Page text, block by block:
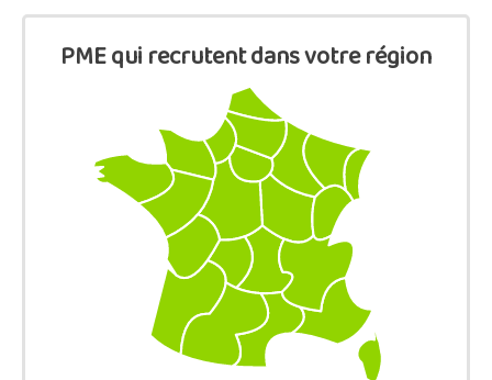
PME qui recrutent dans votre région